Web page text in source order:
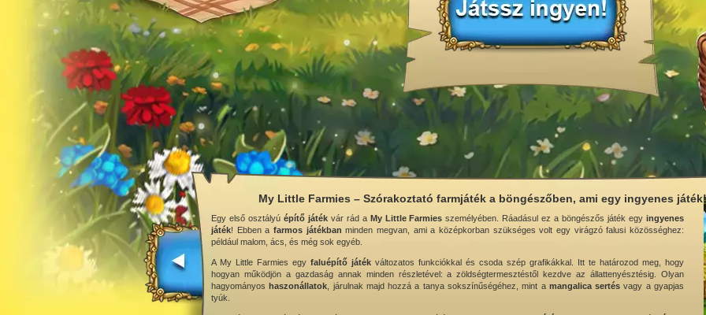
My Little Farmies – Szórakoztató farmjáték a böngészőben, ami egy ingyenes játék!
Egy első osztályú építő játékvár rád a My Little Farmies személyében. Ráadásul ez a böngészős játék egyingyenes
játék! Ebben a farmos játékban minden megvan, ami a középkorban szükséges volt egy virágzó falusi közösséghez:
például malom, ács, és még sok egyéb.
A My Little Farmies egy faluépítő játék változatos funkciókkal és csoda szép grafikákkal. Itt te határozod meg, hogy
hogyan működjön a gazdaság annak minden részletével: a zöldségtermesztéstől kezdve az állattenyésztésig. Olyan
hagyományoshaszonállatok , járulnak majd hozzá a tanya sokszínűségéhez, mint a mangalica sertés vagy a gyapjas
tyúk.